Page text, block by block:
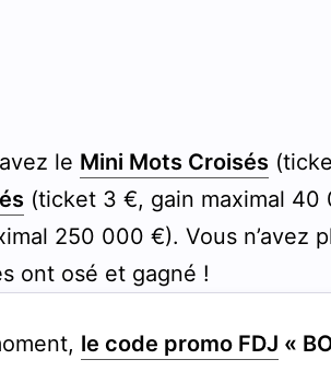
le Mini Mots Croisés
(ticket 3 €, gain maximal
250 000 €). Vous n’avez
ont osé et gagné !
le code promo FDJ «